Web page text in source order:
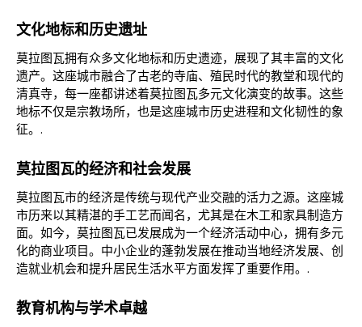
文化地标和历史遗址
莫拉图瓦拥有众多文化地标和历史遗迹，展现了其丰富的文化
遗产。这座城市融合了古老的寺庙、殖民时代的教堂和现代的
清真寺，每一座都讲述着莫拉图瓦多元文化演变的故事。这些
地标不仅是宗教场所，也是这座城市历史进程和文化韧性的象
征。.
莫拉图瓦的经济和社会发展
莫拉图瓦市的经济是传统与现代产业交融的活力之源。这座城
市历来以其精湛的手工艺而闻名，尤其是在木工和家具制造方
面。如今，莫拉图瓦已发展成为一个经济活动中心，拥有多元
化的商业项目。中小企业的蓬勃发展在推动当地经济发展、创
造就业机会和提升居民生活水平方面发挥了重要作用。.
教育机构与学术卓越